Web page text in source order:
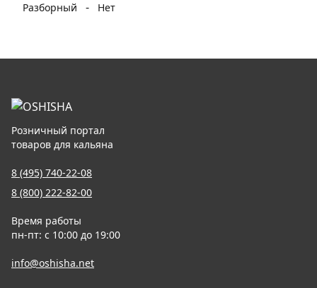
Разборный
- Нет
Розничный портал
товаров для кальяна
8 (495) 740-22-08
8 (800) 222-82-00
Время работы
пн-пт: с 10:00 до 19:00
info@oshisha.net